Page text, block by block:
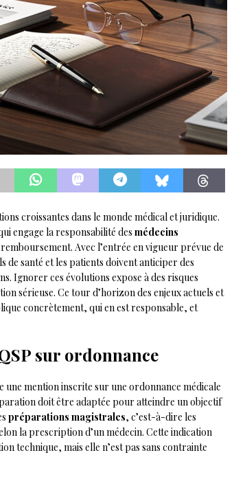
croissantes dans le monde médical et juridique.
engage la responsabilité des médecins
Avec l’entrée en vigueur prévue de
de santé et les patients doivent anticiper des
Ignorer ces évolutions expose à des risques
sérieuse. Ce tour d’horizon des enjeux actuels et
concrètement, qui en est responsable, et
sur ordonnance
une mention inscrite sur une ordonnance médicale
doit être adaptée pour atteindre un objectif
préparations magistrales, c’est-à-dire les
la prescription d’un médecin. Cette indication
technique, mais elle n’est pas sans contrainte